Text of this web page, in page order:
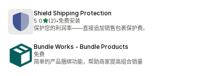
Shield Shipping Protection
5.0星（满分 5 星）
(2)
总共 2 条评论
•免费安装
保护您的利润率——直接追加销售包裹保护费。
Bundle Works ‑ Bundle Products
免费
简单的产品捆绑功能，帮助商家提高组合销量